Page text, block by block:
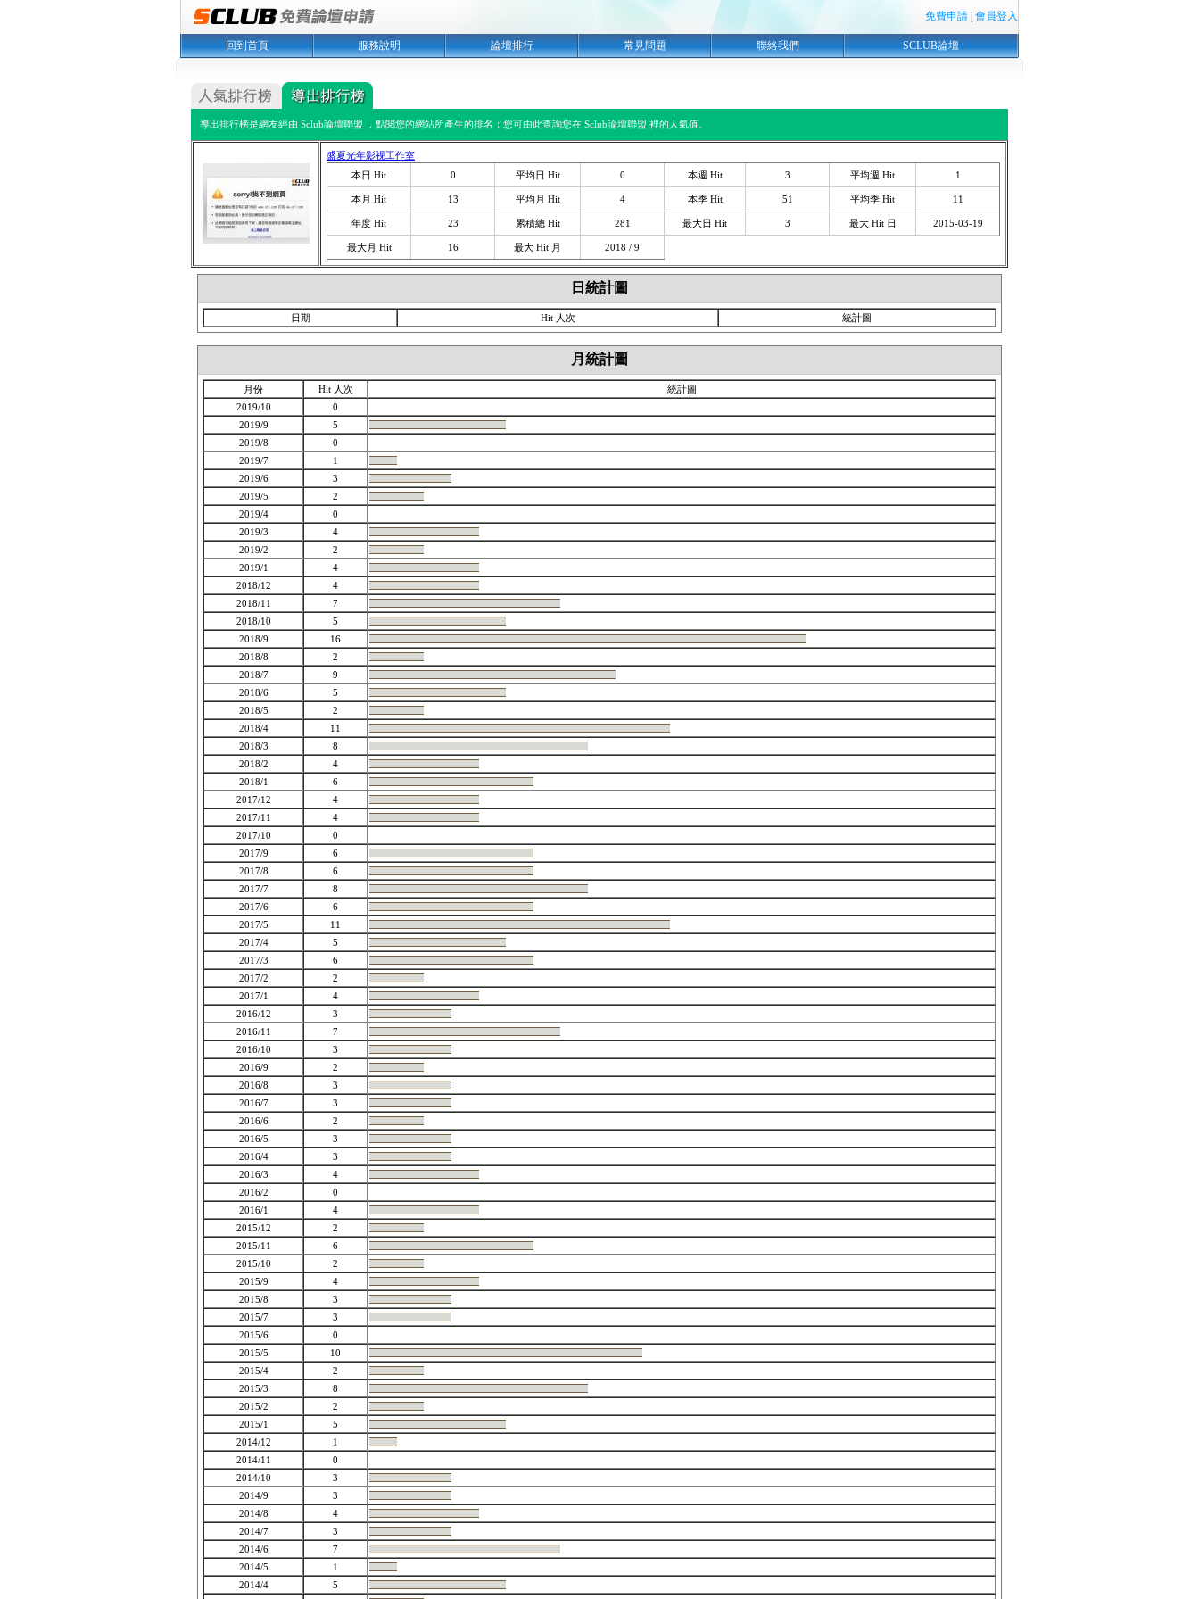
免費申請 會員登入
回到首頁 服務說明 論壇排行 常見問題 聯絡我們 SCLUB論壇
導出排行榜是網友經由 Sclub論壇聯盟 ，點閱您的網站所產生的排名；您可由此查詢您在 Sclub論壇聯盟 裡的人氣值。
盛夏光年影视工作室
本日 Hit
0 平均日 Hit 0 本週 Hit 3 平均週 Hit 1
本月 Hit 13 平均月 Hit 4 本季 Hit 51 平均季 Hit 11
年度 Hit 23 累積總 Hit 281 最大日 Hit 3 最大 Hit 日 2015-03-19
最大月 Hit 16 最大 Hit 月 2018 / 9
日統計圖
日期 Hit 人次 統計圖
月統計圖
月份 Hit 人次
統計圖
2019/10
0
2019/9
5
2019/8
0
2019/7
1
2019/6
3
2019/5
2
2019/4
0
2019/3
4
2019/2
2
2019/1
4
2018/12
4
2018/11
7
2018/10
5
2018/9
16
2018/8
2
2018/7
9
2018/6
5
2018/5
2
2018/4
11
2018/3
8
2018/2
4
2018/1
6
2017/12
4
2017/11
4
2017/10
0
2017/9
6
2017/8
6
2017/7
8
2017/6
6
2017/5
11
2017/4
5
2017/3
6
2017/2
2
2017/1
4
2016/12
3
2016/11
7
2016/10
3
2016/9
2
2016/8
3
2016/7
3
2016/6
2
2016/5
3
2016/4
3
2016/3
4
2016/2
0
2016/1
4
2015/12
2
2015/11
6
2015/10
2
2015/9
4
2015/8
3
2015/7
3
2015/6
0
2015/5
10
2015/4
2
2015/3
8
2015/2
2
2015/1
5
2014/12
1
2014/11
0
2014/10
3
2014/9
3
2014/8
4
2014/7
3
2014/6
7
2014/5
1
2014/4
5